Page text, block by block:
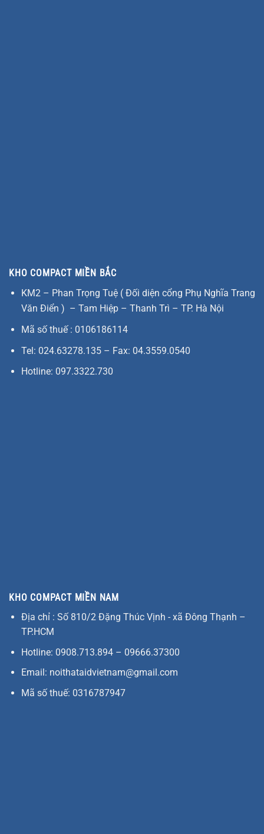
KHO COMPACT MIỀN BẮC
KM2 – Phan Trọng Tuệ ( Đối diện cổng Phụ Nghĩa Trang
Văn Điển ) – Tam Hiệp – Thanh Trì – TP. Hà Nội
Mã số thuế : 0106186114
Tel: 024.63278.135 – Fax: 04.3559.0540
Hotline: 097.3322.730
KHO COMPACT MIỀN NAM
Địa chỉ : Số 810/2 Đặng Thúc Vịnh - xã Đông Thạnh –
TP.HCM
Hotline: 0908.713.894 – 09666.37300
Email: noithataidvietnam@gmail.com
Mã số thuế: 0316787947